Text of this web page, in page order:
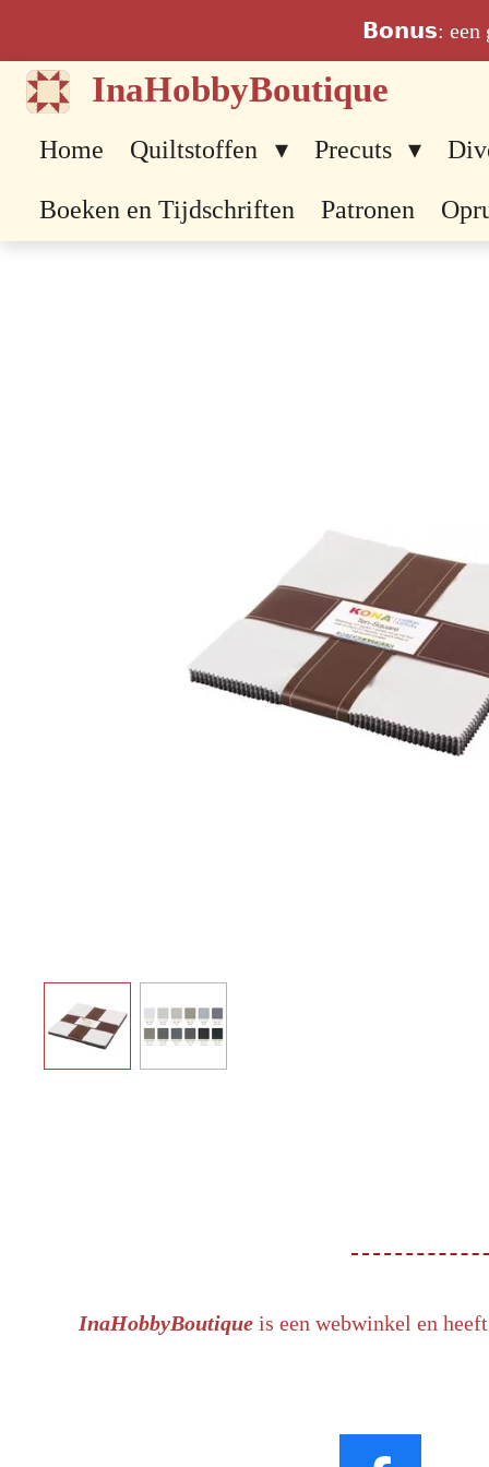
direct
naar
𝗕𝗼𝗻𝘂𝘀: een
InaHobbyBoutique
Home Quiltstoffen Precuts
Boeken en Tijdschriften Patronen
InaHobbyBoutique is een webwinkel en